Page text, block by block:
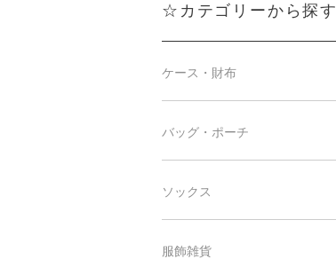
☆カテゴリーから探す
ケース・財布
バッグ・ポーチ
ソックス
服飾雑貨